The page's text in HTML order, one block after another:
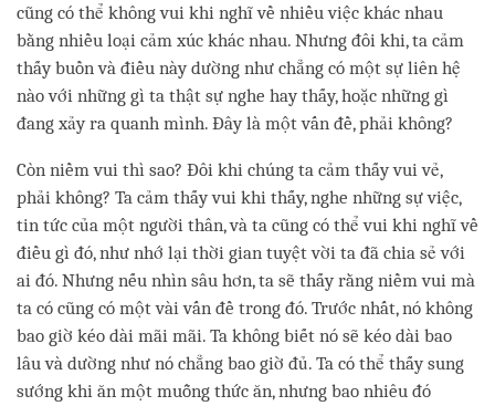
cũng có thể không vui khi nghĩ về nhiều việc khác nhau
bằng nhiều loại cảm xúc khác nhau. Nhưng đôi khi, ta cảm
thấy buồn và điều này dường như chẳng có một sự liên hệ
nào với những gì ta thật sự nghe hay thấy, hoặc những gì
đang xảy ra quanh mình. Đây là một vấn đề, phải không?
Còn niềm vui thì sao? Đôi khi chúng ta cảm thấy vui vẻ,
phải không? Ta cảm thấy vui khi thấy, nghe những sự việc,
tin tức của một người thân, và ta cũng có thể vui khi nghĩ về
điều gì đó, như nhớ lại thời gian tuyệt vời ta đã chia sẻ với
ai đó. Nhưng nếu nhìn sâu hơn, ta sẽ thấy rằng niềm vui mà
ta có cũng có một vài vấn đề trong đó. Trước nhất, nó không
bao giờ kéo dài mãi mãi. Ta không biết nó sẽ kéo dài bao
lâu và dường như nó chẳng bao giờ đủ. Ta có thể thấy sung
sướng khi ăn một muỗng thức ăn, nhưng bao nhiêu đó